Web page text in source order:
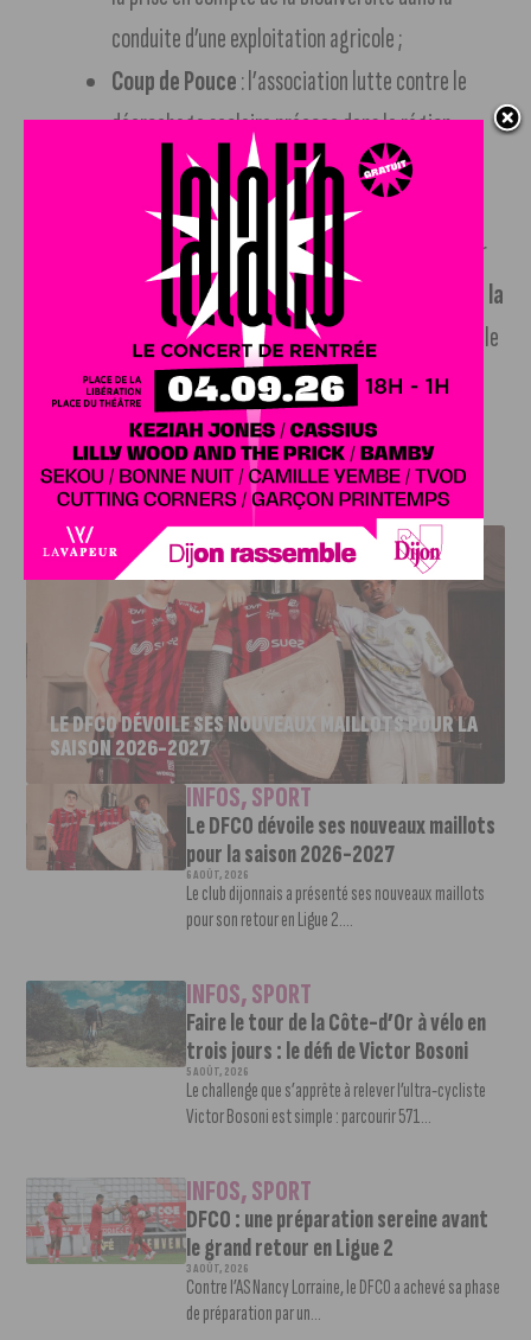
conduite d’une exploitation agricole ;
Coup de Pouce: l’association lutte contre le
décrochage scolaire précoce dans la région.
Deux autres associations ont pu recevoirune dotation
spéciale de 2.500 €: Epi’sourirepour les aider à acheter
des produits frais pour leur épicerie solidaire et
l’Ecole de la
Deuxième Chancepour soutenir l’insertion professionnelle
et construire des projets sur la prévention ou encore la
sécurité au travail.
J'AIME LE DFCO
LE DFCO DÉVOILE SES NOUVEAUX MAILLOTS POUR LA
SAISON 2026-2027
INFOS,SPORT
Le DFCO dévoile ses nouveaux maillots
pour la saison 2026-2027
6 AOÛT, 2026
Le club dijonnais a présenté ses nouveaux maillots
pour son retour en Ligue 2....
INFOS,SPORT
Faire le tour de la Côte-d’Or à vélo en
trois jours : le défi de Victor Bosoni
5 AOÛT, 2026
Le challenge que s’apprête à relever l’ultra-cycliste
Victor Bosoni est simple : parcourir 571...
INFOS,SPORT
DFCO : une préparation sereine avant
le grand retour en Ligue 2
3 AOÛT, 2026
Contre l’AS Nancy Lorraine, le DFCO a achevé sa phase
de préparation par un...